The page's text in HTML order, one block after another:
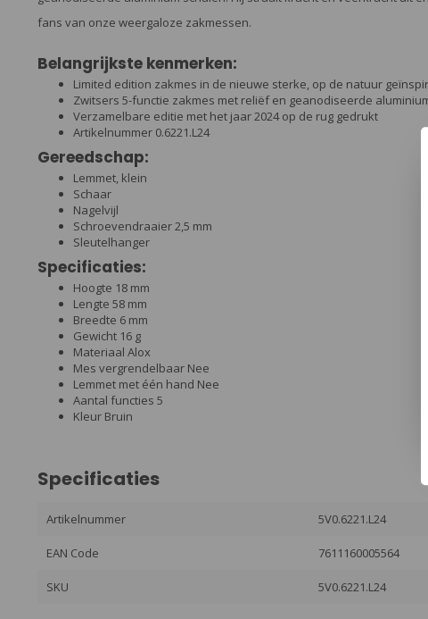
fans van onze weergaloze zakmessen.
Belangrijkste kenmerken:
Limited edition zakmes in de nieuwe sterke, op de natuur
Zwitsers 5-functie zakmes met reliëf en geanodiseerde
Verzamelbare editie met het jaar 2024 op de rug gedrukt
Artikelnummer 0.6221.L24
Gereedschap:
Lemmet, klein
Schaar
Nagelvijl
Schroevendraaier 2,5 mm
Sleutelhanger
Specificaties:
Hoogte 18 mm
Lengte 58 mm
Breedte 6 mm
Gewicht 16 g
Materiaal Alox
Mes vergrendelbaar Nee
Lemmet met één hand Nee
Aantal functies 5
Kleur Bruin
Specificaties
Artikelnummer 5V0.6221.L24
EAN Code 7611160005564
SKU 5V0.6221.L24